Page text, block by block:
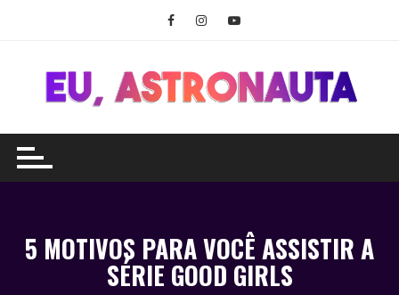
conteúdo
5 MOTIVOS PARA VOCÊ ASSISTIR A
SÉRIE GOOD GIRLS